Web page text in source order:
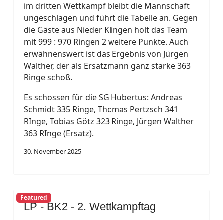
im dritten Wettkampf bleibt die Mannschaft
ungeschlagen und führt die Tabelle an. Gegen
die Gäste aus Nieder Klingen holt das Team
mit 999 : 970 Ringen 2 weitere Punkte. Auch
erwähnenswert ist das Ergebnis von Jürgen
Walther, der als Ersatzmann ganz starke 363
Ringe schoß.
Es schossen für die SG Hubertus: Andreas
Schmidt 335 Ringe, Thomas Pertzsch 341
RInge, Tobias Götz 323 Ringe, Jürgen Walther
363 RInge (Ersatz).
30. November 2025
Featured
LP - BK2 - 2. Wettkampftag